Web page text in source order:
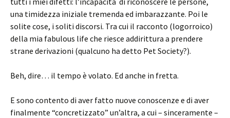
una timidezza iniziale tremenda ed imbarazzante. Poi le
solite cose, i soliti discorsi. Tra cui il racconto (logorroico)
della mia fabulous life che riesce addirittura a prendere
strane derivazioni (qualcuno ha detto Pet Society?).
Beh, dire… il tempo è volato. Ed anche in fretta.
E sono contento di aver fatto nuove conoscenze e di aver
finalmente “concretizzato” un’altra, a cui – sinceramente –